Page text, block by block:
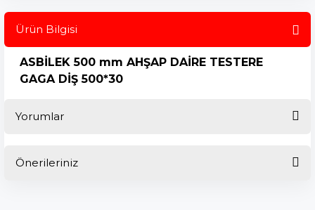
Ürün Bilgisi
ASBİLEK 500 mm AHŞAP DAİRE TESTERE
GAGA DİŞ 500*30
Yorumlar
Önerileriniz